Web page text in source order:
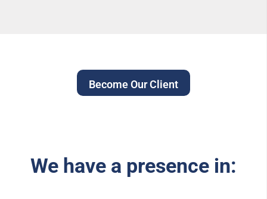
Become Our Client
We have a presence in: